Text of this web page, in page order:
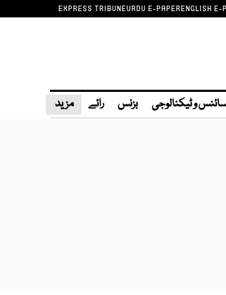
EXPRESS TRIBUNEURDU E-PAPERENGLISH E-
سائنس و ٹیکنالوجی بزنس رائے مزید